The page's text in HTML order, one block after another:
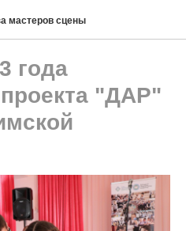
мастеров сцены
года
"ДАР"